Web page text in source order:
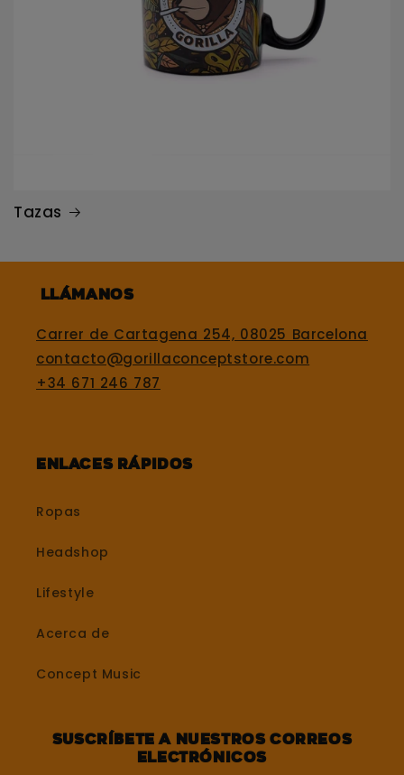
Tazas
Llámanos
Carrer de Cartagena 254, 08025 Barcelona
contacto@gorillaconceptstore.com
+34 671 246 787
Enlaces rápidos
Ropas
Headshop
Lifestyle
Acerca de
Concept Music
Suscríbete a nuestros correos
electrónicos